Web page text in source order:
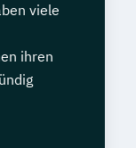
viele
ihren